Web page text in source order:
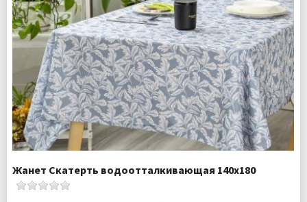
Жанет Скатерть водоотталкивающая 140х180